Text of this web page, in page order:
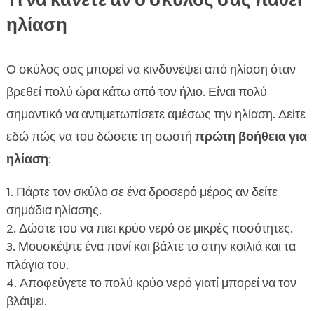
ηλίαση
Ο σκύλος σας μπορεί να κινδυνέψει από ηλίαση όταν
βρεθεί πολύ ώρα κάτω από τον ήλιο. Είναι πολύ
σημαντικό να αντιμετωπίσετε αμέσως την ηλίαση. Δείτε
εδώ πώς να του δώσετε τη σωστή πρώτη βοήθεια για
ηλίαση:
Πάρτε τον σκύλο σε ένα δροσερό μέρος αν δείτε
σημάδια ηλίασης.
Δώστε του να πιει κρύο νερό σε μικρές ποσότητες.
Μουσκέψτε ένα πανί και βάλτε το στην κοιλιά και τα
πλάγια του.
Αποφεύγετε το πολύ κρύο νερό γιατί μπορεί να τον
βλάψει.